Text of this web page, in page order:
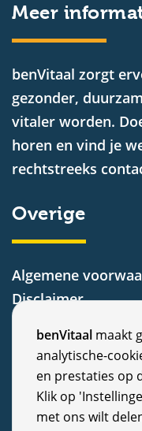
C
o
o
benVitaal maakt
analytische-
en prestaties op
Klik op
met ons wilt
Meer
benVitaal zorgt
gezonder,
vitaler worden.
horen en vind je
rechtstreeks
Overige
Algemene
Disclaimer
Cookiebeleid
Nieuws
Vacatures
Veelgestelde